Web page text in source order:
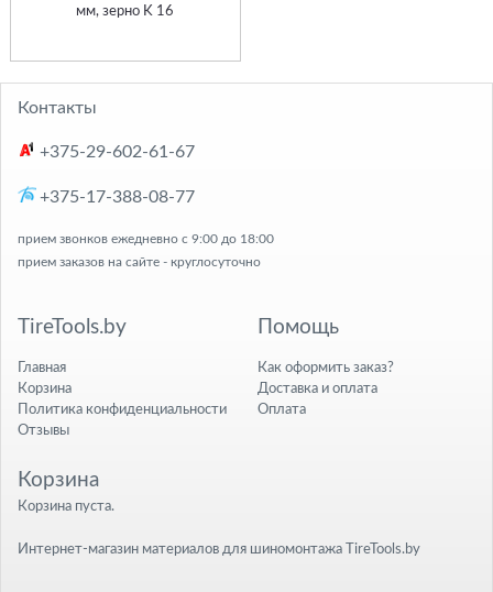
мм, зерно K 16
Контакты
+375-29-602-61-67
+375-17-388-08-77
прием звонков ежедневно с 9:00 до 18:00
прием заказов на сайте - круглосуточно
TireTools.by
Главная
Корзина
Политика конфиденциальности
Отзывы
Помощь
Как оформить заказ?
Доставка и оплата
Оплата
Корзина
Корзина пуста.
Интернет-магазин материалов для шиномонтажа TireTools.by